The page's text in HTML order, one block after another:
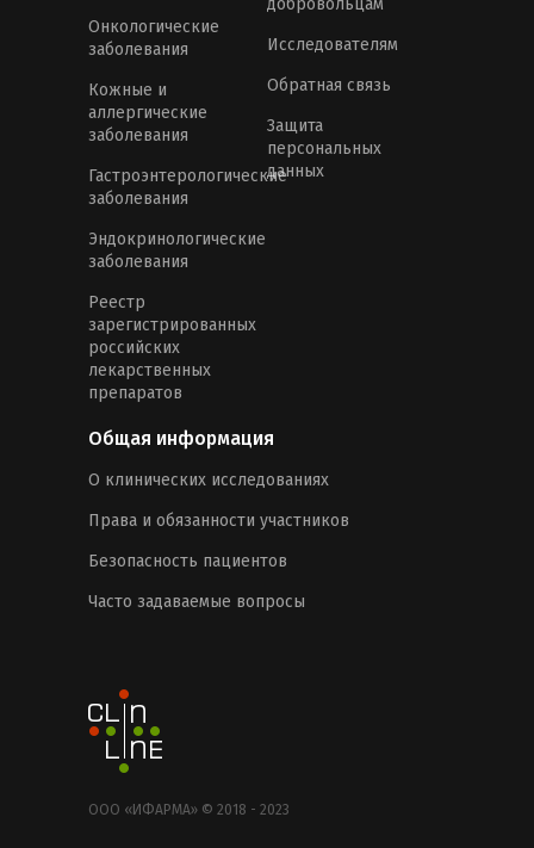
Онкологические
заболевания
Кожные и
аллергические
заболевания
Гастроэнтерологические
заболевания
Эндокринологические
заболевания
Реестр
зарегистрированных
российских
лекарственных
препаратов
добровольцам
Исследователям
Обратная связь
Защита
персональных
данных
Общая информация
О клинических исследованиях
Права и обязанности участников
Безопасность пациентов
Часто задаваемые вопросы
ООО «ИФАРМА» © 2018 - 2023